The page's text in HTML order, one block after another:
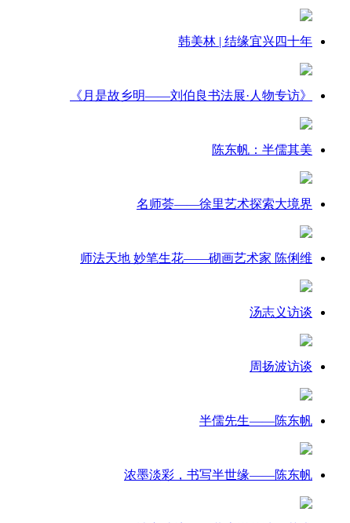
韩美林 | 结缘宜兴四十年
《月是故乡明——刘伯良书法展·人物专访》
陈东帆：半儒其美
名师荟——徐里艺术探索大境界
师法天地 妙笔生花——砌画艺术家 陈俐维
汤志义访谈
周扬波访谈
半儒先生——陈东帆
浓墨淡彩，书写半世缘——陈东帆